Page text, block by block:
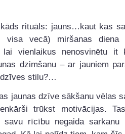
rituāls: jauns…kaut kas
vecā) miršanas diena
lai vienlaikus nenosvinētu it
dzimšanu – ar jauniem
dzīves stilu?…
jaunas dzīve sākšanu vēlas
trūkst motivācijas.
rīcību negaida sarkanu